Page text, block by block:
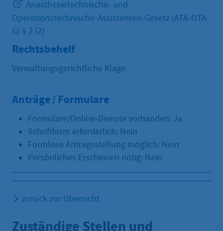
Anästhesietechnische- und
Operationstechnische-Assistenten-Gesetz (ATA-OTA-
G) § 2 (2)
Rechtsbehelf
Verwaltungsgerichtliche Klage
Anträge / Formulare
Formulare/Online-Dienste vorhanden: Ja
Schriftform erforderlich: Nein
Formlose Antragsstellung möglich: Nein
Persönliches Erscheinen nötig: Nein
zurück zur Übersicht
Zuständige Stellen und